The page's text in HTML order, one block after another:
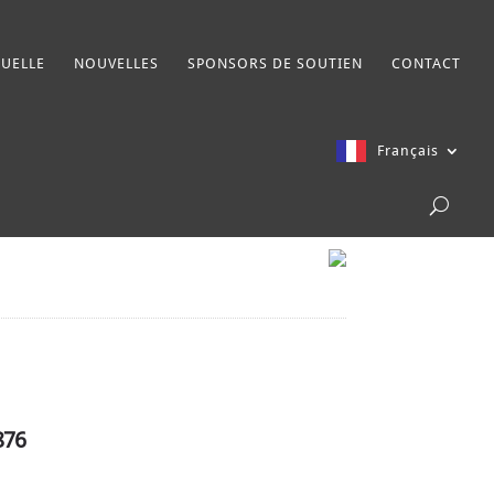
NOUVELLES SPONSORS DE SOUTIEN CONTACT
Français